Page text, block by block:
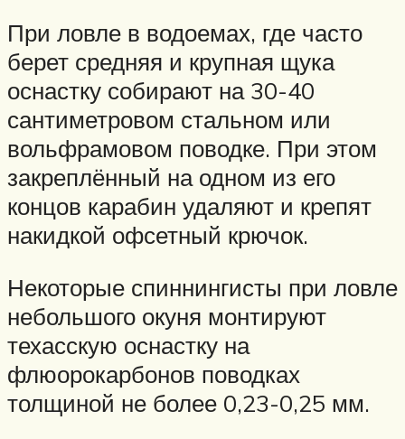
При ловле в водоемах, где часто
берет средняя и крупная щука
оснастку собирают на 30-40
сантиметровом стальном или
вольфрамовом поводке. При этом
закреплённый на одном из его
концов карабин удаляют и крепят
накидкой офсетный крючок.
Некоторые спиннингисты при ловле
небольшого окуня монтируют
техасскую оснастку на
флюорокарбонов поводках
толщиной не более 0,23-0,25 мм.